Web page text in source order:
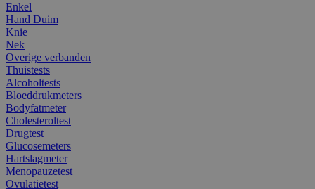
Enkel
Hand Duim
Knie
Nek
Overige verbanden
Thuistests
Alcoholtests
Bloeddrukmeters
Bodyfatmeter
Cholesteroltest
Drugtest
Glucosemeters
Hartslagmeter
Menopauzetest
Ovulatietest